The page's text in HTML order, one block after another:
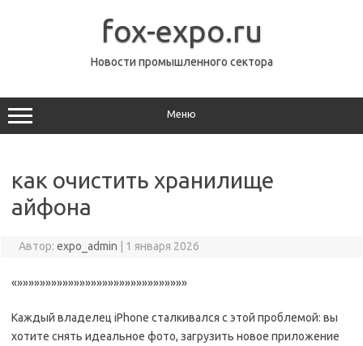
fox-expo.ru
Новости промышленного сектора
Меню
как очистить хранилище
айфона
Автор: expo_admin 1 января 2026
«»»»»»»»»»»»»»»»»»»»»»»»»»»»»»»
Каждый владелец iPhone сталкивался с этой проблемой: вы
хотите снять идеальное фото, загрузить новое приложение